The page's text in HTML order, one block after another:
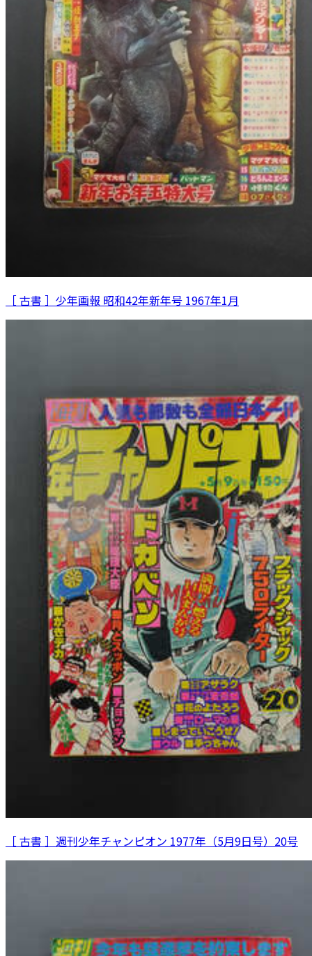
［ 古書 ］少年画報 昭和42年新年号 1967年1月
［ 古書 ］週刊少年チャンピオン 1977年（5月9日号）20号